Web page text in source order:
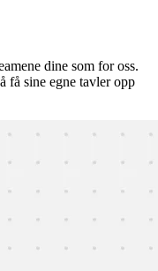
dine som for oss.
få sine egne tavler opp